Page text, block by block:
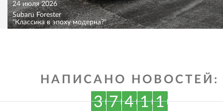
24 июля 2026
Subaru Forester
"Классика в эпоху модерна?"
НАПИСАНО НОВОСТЕЙ:
3 7 4 1 1